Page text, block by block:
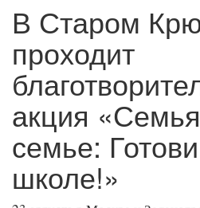
В Старом
проходит
акция
семье:
школе!»